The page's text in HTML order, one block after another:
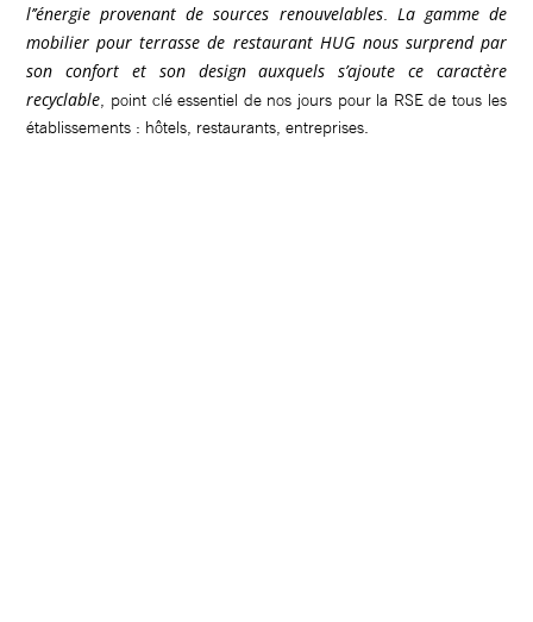
l’’énergie provenant de sources renouvelables. La gamme de
mobilier pour terrasse de restaurant HUG nous surprend par
son confort et son design auxquels s’ajoute ce caractère
recyclable, point clé essentiel de nos jours pour la RSE de tous les
établissements : hôtels, restaurants, entreprises.